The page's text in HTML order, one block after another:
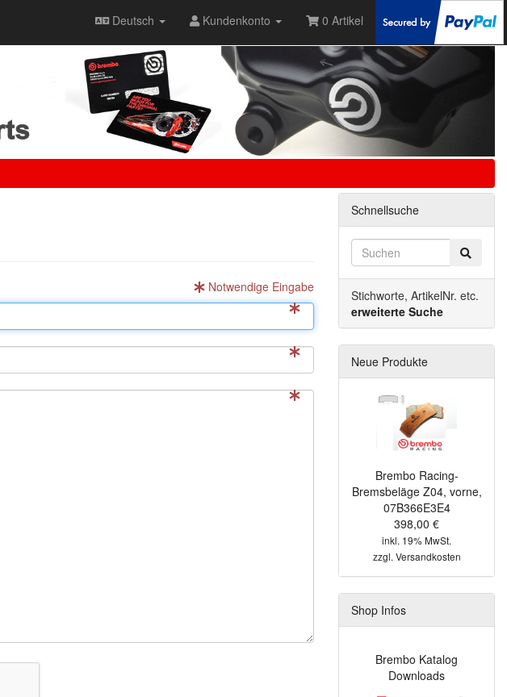
Deutsch Kundenkonto 0 Artikel
Notwendige Eingabe
Schnellsuche
Stichworte, ArtikelNr. etc.
erweiterte Suche
Neue Produkte
Brembo Racing-
Bremsbeläge Z04, vorne,
07B366E3E4
398,00 €
inkl. 19% MwSt.
zzgl. Versandkosten
Shop Infos
Brembo Katalog
Downloads